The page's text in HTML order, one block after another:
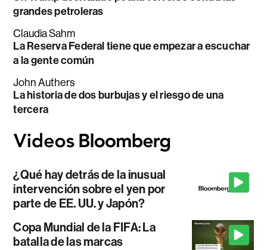
grandes petroleras
Claudia Sahm
La Reserva Federal tiene que empezar a escuchar
a la gente común
John Authers
La historia de dos burbujas y el riesgo de una
tercera
¿Qué hay detrás de la inusual
intervención sobre el yen por
parte de EE. UU. y Japón?
Copa Mundial de la FIFA: La
batalla de las marcas